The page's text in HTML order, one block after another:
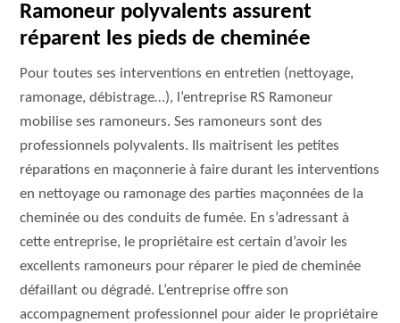
Ramoneur polyvalents assurent
réparent les pieds de cheminée
Pour toutes ses interventions en entretien (nettoyage,
ramonage, débistrage…), l’entreprise RS Ramoneur
mobilise ses ramoneurs. Ses ramoneurs sont des
professionnels polyvalents. Ils maitrisent les petites
réparations en maçonnerie à faire durant les interventions
en nettoyage ou ramonage des parties maçonnées de la
cheminée ou des conduits de fumée. En s’adressant à
cette entreprise, le propriétaire est certain d’avoir les
excellents ramoneurs pour réparer le pied de cheminée
défaillant ou dégradé. L’entreprise offre son
accompagnement professionnel pour aider le propriétaire